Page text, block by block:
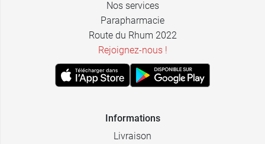
Nos services
Parapharmacie
Route du Rhum 2022
Rejoignez-nous !
Informations
Livraison